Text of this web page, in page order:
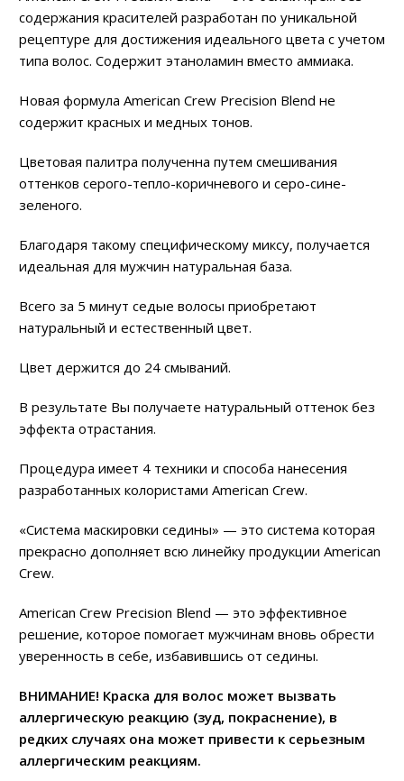
содержания красителей разработан по уникальной
рецептуре для достижения идеального цвета с учетом
типа волос. Содержит этаноламин вместо аммиака.
Новая формула American Crew Precision Blend не
содержит красных и медных тонов.
Цветовая палитра полученна путем смешивания
оттенков серого-тепло-коричневого и серо-сине-
зеленого.
Благодаря такому специфическому миксу, получается
идеальная для мужчин натуральная база.
Всего за 5 минут седые волосы приобретают
натуральный и естественный цвет.
Цвет держится до 24 смываний.
В результате Вы получаете натуральный оттенок без
эффекта отрастания.
Процедура имеет 4 техники и способа нанесения
разработанных колористами American Crew.
«Система маскировки седины» — это система которая
прекрасно дополняет всю линейку продукции American
Crew.
American Crew Precision Blend — это эффективное
решение, которое помогает мужчинам вновь обрести
уверенность в себе, избавившись от седины.
ВНИМАНИЕ! Краска для волос может вызвать
аллергическую реакцию (зуд, покраснение), в
редких случаях она может привести к серьезным
аллергическим реакциям.